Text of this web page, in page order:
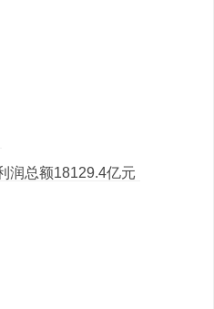
润总额18129.4亿元